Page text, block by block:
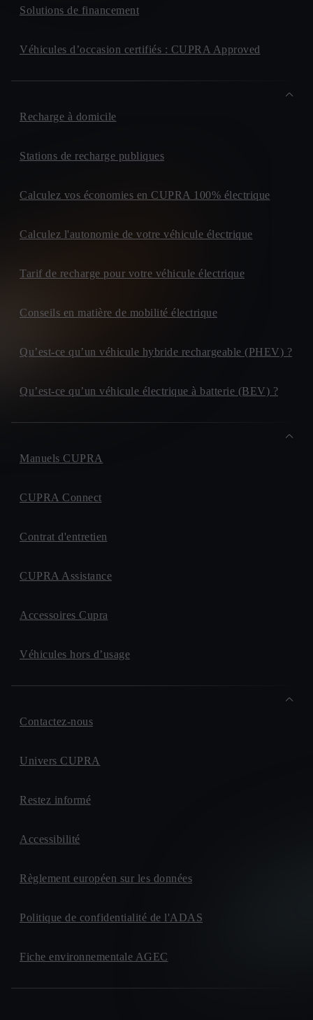
Solutions de financement
Véhicules d’occasion certifiés : CUPRA Approved
Recharge à domicile
Stations de recharge publiques
Calculez vos économies en CUPRA 100% électrique
Calculez l'autonomie de votre véhicule électrique
Tarif de recharge pour votre véhicule électrique
Conseils en matière de mobilité électrique
Qu’est-ce qu’un véhicule hybride rechargeable (PHEV) ?
Qu’est-ce qu’un véhicule électrique à batterie (BEV) ?
Manuels CUPRA
CUPRA Connect
Contrat d'entretien
CUPRA Assistance
Accessoires Cupra
Véhicules hors d’usage
Contactez-nous
Univers CUPRA
Restez informé
Accessibilité
Règlement européen sur les données
Politique de confidentialité de l'ADAS
Fiche environnementale AGEC